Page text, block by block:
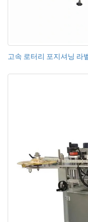
고속 로터리 포지셔닝 라